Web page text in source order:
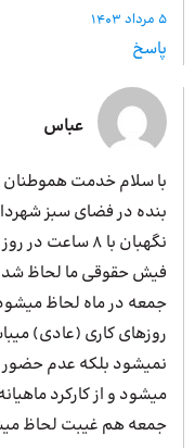
5 مرداد 1403
پاسخ
عباس
با سلام خدمت هموطنان
بنده در فضای سبز
نگهبان با ۸
جمعه در ماه لحاظ
روزهای کاری (عادی)
نمیشود بلکه عدم حضور
میشود و از کارکرد